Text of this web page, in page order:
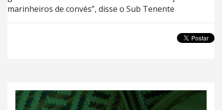
marinheiros de convés”, disse o Sub Tenente